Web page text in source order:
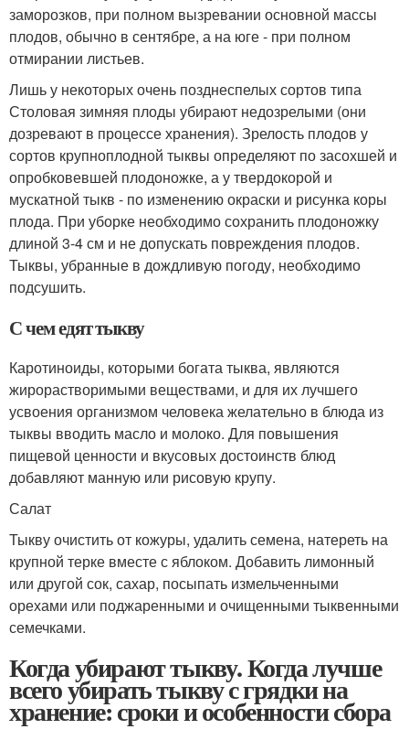
заморозков, при полном вызревании основной массы
плодов, обычно в сентябре, а на юге - при полном
отмирании листьев.
Лишь у некоторых очень позднеспелых сортов типа
Столовая зимняя плоды убирают недозрелыми (они
дозревают в процессе хранения). Зрелость плодов у
сортов крупноплодной тыквы определяют по засохшей и
опробковевшей плодоножке, а у твердокорой и
мускатной тыкв - по изменению окраски и рисунка коры
плода. При уборке необходимо сохранить плодоножку
длиной 3-4 см и не допускать повреждения плодов.
Тыквы, убранные в дождливую погоду, необходимо
подсушить.
С чем едят тыкву
Каротиноиды, которыми богата тыква, являются
жирорастворимыми веществами, и для их лучшего
усвоения организмом человека желательно в блюда из
тыквы вводить масло и молоко. Для повышения
пищевой ценности и вкусовых достоинств блюд
добавляют манную или рисовую крупу.
Салат
Тыкву очистить от кожуры, удалить семена, натереть на
крупной терке вместе с яблоком. Добавить лимонный
или другой сок, сахар, посыпать измельченными
орехами или поджаренными и очищенными тыквенными
семечками.
Когда убирают тыкву. Когда лучше
всего убирать тыкву с грядки на
хранение: сроки и особенности сбора